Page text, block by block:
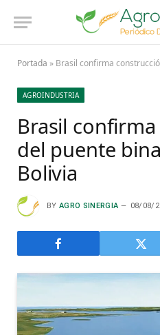
Portada » Brasil confirma
AGROINDUSTRIA
Brasil
del puente
Bolivia
BY AGRO SINERGIA 08/08/